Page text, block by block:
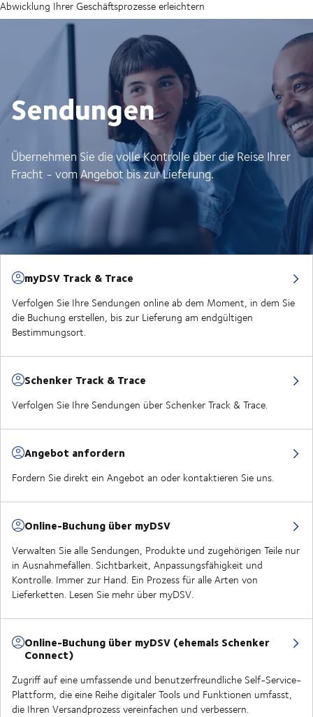
Abwicklung Ihrer Geschäftsprozesse erleichtern
Sendungen
Übernehmen Sie die volle Kontrolle über die Reise Ihrer
Fracht - vom Angebot bis zur Lieferung.
myDSV Track & Trace
Verfolgen Sie Ihre Sendungen online ab dem Moment, in dem Sie
die Buchung erstellen, bis zur Lieferung am endgültigen
Bestimmungsort.
Schenker Track & Trace
Verfolgen Sie Ihre Sendungen über Schenker Track & Trace.
Angebot anfordern
Fordern Sie direkt ein Angebot an oder kontaktieren Sie uns.
Online-Buchung über myDSV
Verwalten Sie alle Sendungen, Produkte und zugehörigen Teile nur
in Ausnahmefällen. Sichtbarkeit, Anpassungsfähigkeit und
Kontrolle. Immer zur Hand. Ein Prozess für alle Arten von
Lieferketten. Lesen Sie mehr über myDSV.
Online-Buchung über myDSV (ehemals Schenker
Connect)
Zugriff auf eine umfassende und benutzerfreundliche Self-Service-
Plattform, die eine Reihe digitaler Tools und Funktionen umfasst,
die Ihren Versandprozess vereinfachen und verbessern.